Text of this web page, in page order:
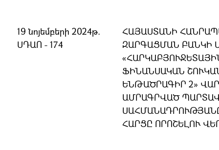
19 նոյեմբերի 2024թ.
ՍԴԱՈ - 174
ՀԱՅԱՍՏԱՆԻ
ԶԱՐԳԱՑՄԱՆ ԲԱՆԿԻ
ՖԻՆԱՆՍԱԿԱՆ
ԵՆԹԱԾՐԱԳԻՐ 2»
ԱՄՐԱԳՐՎԱԾ
ՀԱՐՑԸ ՈՐՈՇԵԼՈՒ